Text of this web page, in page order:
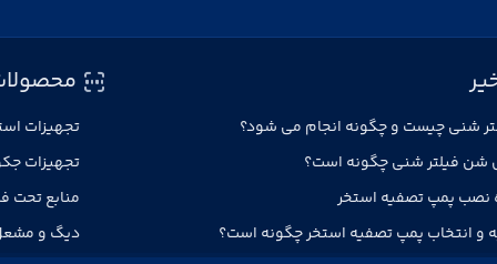
شنی چیست و چگونه انجام می شود؟
شن فیلتر شنی چگونه است؟
نصب پمپ تصفیه استخر
و انتخاب پمپ تصفیه استخر چگونه است؟
تجهیزات
تجهیزات
منابع تحت
دیگ و